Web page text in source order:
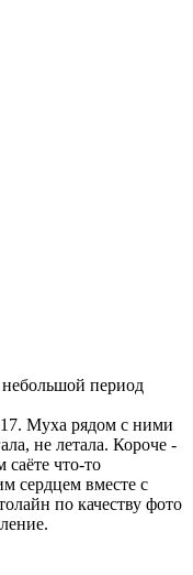
период
17. Муха рядом с ними
не летала. Короче -
что-то
сердцем вместе с
по качеству фото